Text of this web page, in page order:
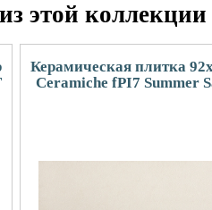
этой коллекции
Керамическая плитка
Ceramiche fPI7 Summer